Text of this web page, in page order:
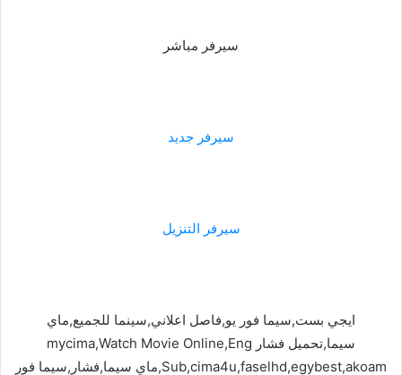
سيرفر مباشر
سيرفر جديد
سيرفر التنزيل
ايجي بست,سيما فور يو,فاصل اعلاني,سينما للجميع,ماي
سيما,تحميل فشار mycima,Watch Movie Online,Eng
Sub,cima4u,faselhd,egybest,akoam,ماي سيما,فشار,سيما فور